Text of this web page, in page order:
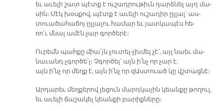
եւ ա­ւե­լի շատ պէտք է ու­շադ­րու­թիւն դարձ­նել այդ մա­
սին։ Մէկ խօս­քով, պէտք է ա­ւե­լի ու­շա­դիր ըլ­լալ՝ աս­
տուա­ծա­հա­ճոյ ըլ­լա­լու հա­մար եւ յատ­կա­պէս հե­
ռո՛ւ մնալ ա­մէն չար գոր­ծե­րէ։
Ու­րեմն պահ­քը միա՛յն չու­տել-չխմել չէ՛, այլ նաեւ մա­
նա­ւանդ չգոր­ծե՛լ։ Չգոր­ծել՝ այն ի՛նչ որ չար է,
այն ի՛նչ որ մեղք է, այն ի՛նչ որ զԱս­տուած կը վշտաց­նէ։
Ար­դա­րեւ մեղ­քե­րով լե­ցուն մարդ­կա­յին կեան­քը թո­ղուլ,
եւ ա­ւե­լի ճա­շա­կել կեան­քի բա­րիք­նե­րը։